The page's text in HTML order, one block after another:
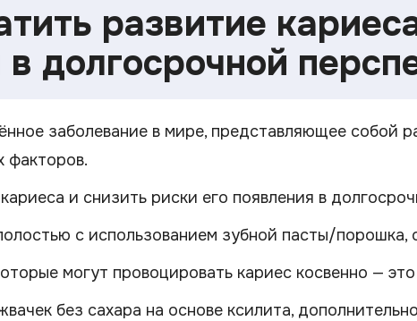
развитие
долгосрочной
заболевание в мире, представляющее собой
факторов.
и снизить риски его появления в
с использованием зубной пасты/порошка,
могут провоцировать кариес косвенно —
без сахара на основе ксилита,